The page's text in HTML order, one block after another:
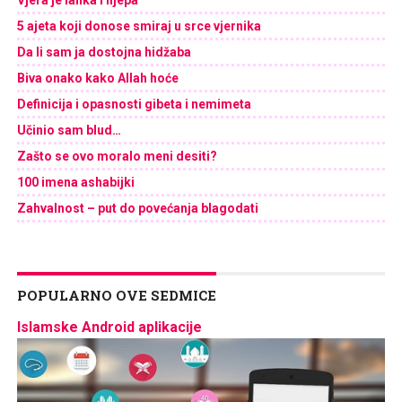
5 ajeta koji donose smiraj u srce vjernika
Da li sam ja dostojna hidžaba
Biva onako kako Allah hoće
Definicija i opasnosti gibeta i nemimeta
Učinio sam blud…
Zašto se ovo moralo meni desiti?
100 imena ashabijki
Zahvalnost – put do povećanja blagodati
POPULARNO OVE SEDMICE
Islamske Android aplikacije